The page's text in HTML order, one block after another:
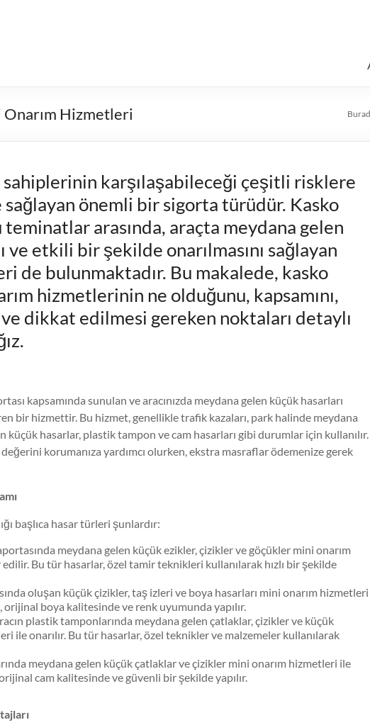
Onarım Hizmetleri
sahiplerinin karşılaşabileceği çeşitli risklere
sağlayan önemli bir sigorta türüdür. Kasko
teminatlar arasında, araçta meydana gelen
ve etkili bir şekilde onarılmasını sağlayan
de bulunmaktadır. Bu makalede, kasko
hizmetlerinin ne olduğunu, kapsamını,
ve dikkat edilmesi gereken noktaları detaylı
kapsamında sunulan ve aracınızda meydana gelen küçük hasarları
bir hizmettir. Bu hizmet, genellikle trafik kazaları, park halinde meydana
küçük hasarlar, plastik tampon ve cam hasarları gibi durumlar için kullanılır.
değerini korumanıza yardımcı olurken, ekstra masraflar ödemenize gerek
başlıca hasar türleri şunlardır:
meydana gelen küçük ezikler, çizikler ve göçükler mini onarım
Bu tür hasarlar, özel tamir teknikleri kullanılarak hızlı bir şekilde
oluşan küçük çizikler, taş izleri ve boya hasarları mini onarım hizmetleri
orijinal boya kalitesinde ve renk uyumunda yapılır.
plastik tamponlarında meydana gelen çatlaklar, çizikler ve küçük
ile onarılır. Bu tür hasarlar, özel teknikler ve malzemeler kullanılarak
meydana gelen küçük çatlaklar ve çizikler mini onarım hizmetleri ile
cam kalitesinde ve güvenli bir şekilde yapılır.